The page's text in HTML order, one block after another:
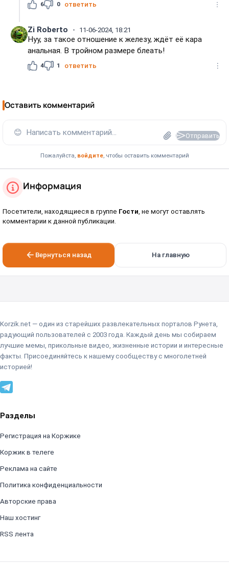
6 0 ответить
Zi Roberto 11-06-2024, 18:21
Нуу, за такое отношение к железу, ждёт её кара
анальная. В тройном размере блеать!
4 1 ответить
Оставить комментарий
😊 Написать комментарий... Отправить
Пожалуйста, войдите, чтобы оставить комментарий
Информация
Посетители, находящиеся в группе Гости , не могут оставлять
комментарии к данной публикации.
Вернуться назад На главную
Korzik.net — один из старейших развлекательных порталов Рунета,
радующий пользователей с 2003 года. Каждый день мы собираем
лучшие мемы, прикольные видео, жизненные истории и интересные
факты. Присоединяйтесь к нашему сообществу с многолетней
историей!
Разделы
Регистрация на Коржике
Коржик в телеге
Реклама на сайте
Политика конфиденциальности
Авторские права
Наш хостинг
RSS лента